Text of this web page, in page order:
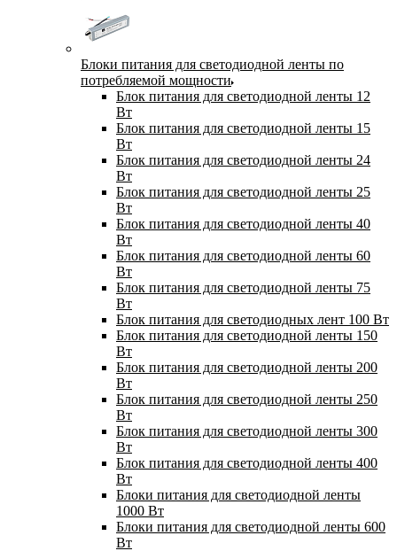
Блоки питания для светодиодной ленты по
потребляемой мощности
Блок питания для светодиодной ленты 12
Вт
Блок питания для светодиодной ленты 15
Вт
Блок питания для светодиодной ленты 24
Вт
Блок питания для светодиодной ленты 25
Вт
Блок питания для светодиодной ленты 40
Вт
Блок питания для светодиодной ленты 60
Вт
Блок питания для светодиодной ленты 75
Вт
Блок питания для светодиодных лент 100 Вт
Блок питания для светодиодной ленты 150
Вт
Блок питания для светодиодной ленты 200
Вт
Блок питания для светодиодной ленты 250
Вт
Блок питания для светодиодной ленты 300
Вт
Блок питания для светодиодной ленты 400
Вт
Блоки питания для светодиодной ленты
1000 Вт
Блоки питания для светодиодной ленты 600
Вт